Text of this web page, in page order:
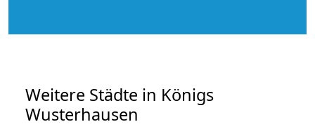
Weitere Städte in Königs
Wusterhausen